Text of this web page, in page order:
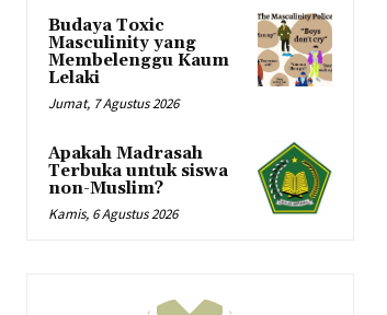
Budaya Toxic
Masculinity yang
Membelenggu Kaum
Lelaki
Jumat, 7 Agustus 2026
Apakah Madrasah
Terbuka untuk siswa
non-Muslim?
Kamis, 6 Agustus 2026